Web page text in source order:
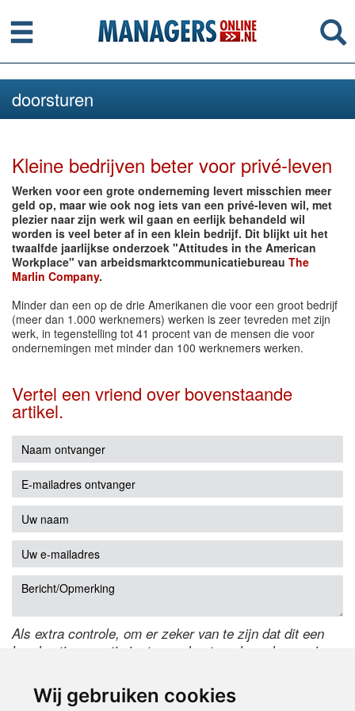
Wij gebruiken cookies
Menu
doorsturen
Kleine bedrijven beter voor privé-leven
Werken voor een grote onderneming levert misschien meer
geld op, maar wie ook nog iets van een privé-leven wil, met
plezier naar zijn werk wil gaan en eerlijk behandeld wil
worden is veel beter af in een klein bedrijf. Dit blijkt uit het
twaalfde jaarlijkse onderzoek "Attitudes in the American
Workplace" van arbeidsmarktcommunicatiebureau The
Marlin Company.
Minder dan een op de drie Amerikanen die voor een groot bedrijf
(meer dan 1.000 werknemers) werken is zeer tevreden met zijn
werk, in tegenstelling tot 41 procent van de mensen die voor
ondernemingen met minder dan 100 werknemers werken.
Vertel een vriend over bovenstaande
artikel.
Als extra controle, om er zeker van te zijn dat dit een
handmatige reactie is, typ onderstaande code over in
de code te wijzigen.